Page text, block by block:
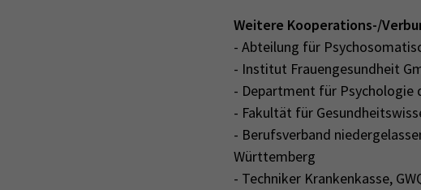
Weitere Kooperations-/
- Abteilung für
- Institut Frauengesundheit
- Department für Psychologie
- Fakultät für
- Berufsverband
Württemberg
- Techniker Krankenkasse,